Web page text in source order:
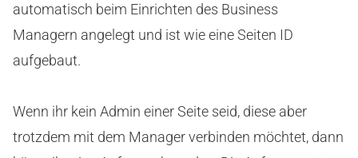
automatisch beim Einrichten des Business
Managern angelegt und ist wie eine Seiten ID
aufgebaut.
Wenn ihr kein Admin einer Seite seid, diese aber
trotzdem mit dem Manager verbinden möchtet, dann